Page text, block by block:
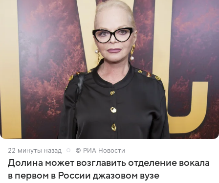
22 минуты назад © РИА Новости
Долина может возглавить отделение вокала
в первом в России джазовом вузе